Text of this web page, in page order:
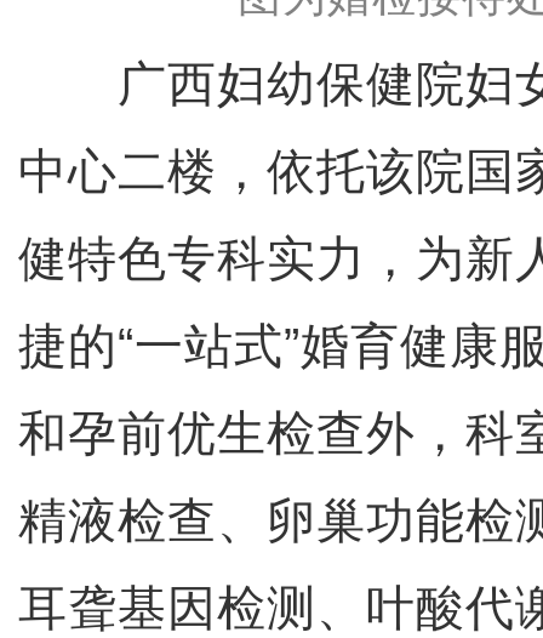
广西妇幼保健院妇
中心二楼，依托该院国
健特色专科实力，为新
捷的“一站式”婚育健康
和孕前优生检查外，科
精液检查、卵巢功能检
耳聋基因检测、叶酸代